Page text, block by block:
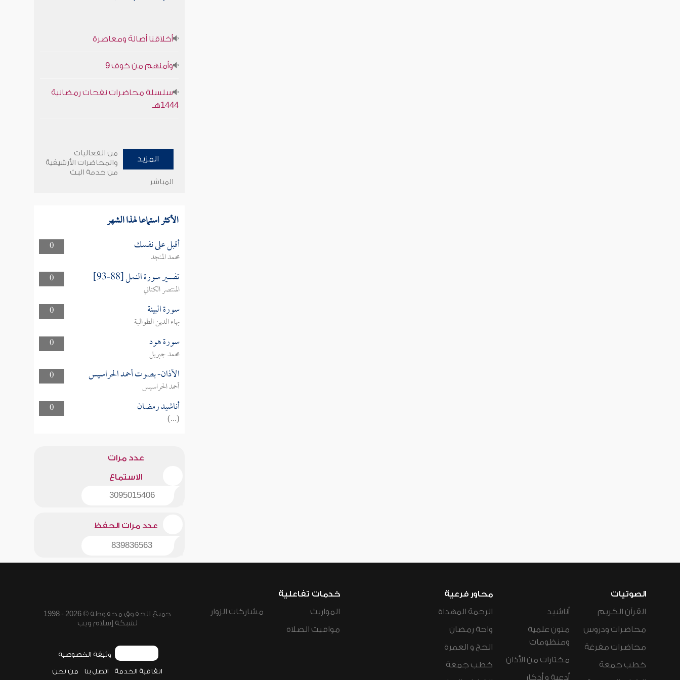
أخلاقنا أصالة ومعاصرة
وأمنهم من خوف 9
سلسلة محاضرات نفحات رمضانية
1444هـ
المزيد
من الفعاليات
والمحاضرات الأرشيفية
من خدمة البث
المباشر
الأكثر استماعا لهذا الشهر
0 أقبل على نفسك
محمد المنجد
0
تفسير سورة النمل [88-93]
المنتصر الكتاني
0
سورة البينة
بهاء الدين الطوالبة
0
سورة هود
محمد جبريل
0
الأذان- بصوت أحمد الحراسيس
أحمد الحراسيس
0
أناشيد رمضان
(...)
عدد مرات
الاستماع
3095015406
عدد مرات الحفظ
839836563
الصوتيات
القرآن الكريم
محاضرات ودروس
محاضرات مفرغة
خطب جمعة
أناشيد
متون علمية
ومنظومات
مختارات من الأذان
أدعية و أذكار
محاور فرعية
الرحمة المهداة
واحة رمضان
الحج و العمرة
خطب جمعة
خدمات تفاعلية
المواريث
مواقيت الصلاة
مشاركات الزوار
جميع الحقوق محفوظة © 2026 - 1998
لشبكة إسلام ويب
وثيقة الخصوصية
اتفاقية الخدمة اتصل بنا من نحن